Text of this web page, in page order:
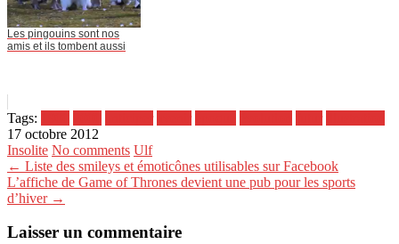
Les pingouins sont nos
amis et ils tombent aussi
Tags:
17 octobre 2012
Insolite No comments Ulf
← Liste des smileys et émoticônes utilisables sur Facebook
L’affiche de Game of Thrones devient une pub pour les sports
d’hiver →
Laisser un commentaire